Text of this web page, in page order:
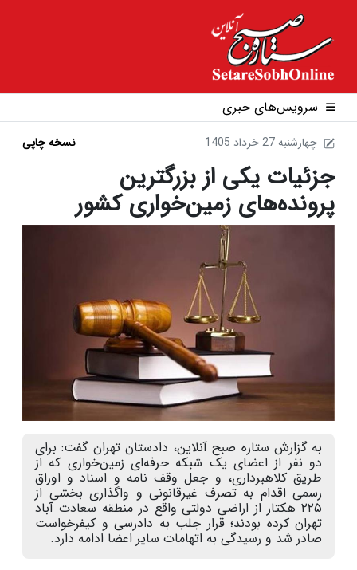
سرویس‌های خبری
1405 چهارشنبه 27 خرداد نسخه چاپی
جزئیات یکی از بزرگترین
پرونده‌های زمین‌خواری کشور
به گزارش ستاره صبح آنلاین، دادستان تهران گفت: برای
دو نفر از اعضای یک شبکه حرفه‌ای زمین‌خواری که از
طریق کلاهبرداری، و جعل وقف نامه و اسناد و اوراق
رسمی اقدام به تصرف غیرقانونی و واگذاری بخشی از
۲۲۵ هکتار از اراضی دولتی واقع در منطقه سعادت آباد
تهران کرده بودند؛ قرار جلب به دادرسی و کیفرخواست
صادر شد و رسیدگی به اتهامات سایر اعضا ادامه دارد.